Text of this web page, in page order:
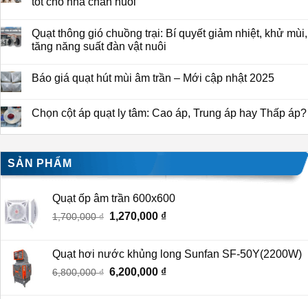
Quạt thông gió chuồng trại: Bí quyết giảm nhiệt, khử mùi,
tăng năng suất đàn vật nuôi
Báo giá quạt hút mùi âm trần – Mới cập nhật 2025
Chọn cột áp quạt ly tâm: Cao áp, Trung áp hay Thấp áp?
SẢN PHẨM
Quạt ốp âm trần 600x600
1,700,000₫ Giá
1,700,000 ₫.
1,270,000 ₫
là:
Quạt hơi nước khủng long Sunfan SF-50Y(2200W)
6,800,000₫ Giá
6,200,000 ₫